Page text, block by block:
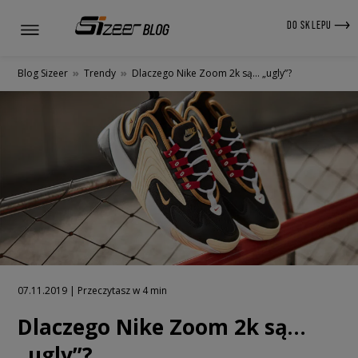
DO SKLEPU
Blog Sizeer » Trendy » Dlaczego Nike Zoom 2k są… „ugly”?
07.11.2019 | Przeczytasz w 4 min
Dlaczego Nike Zoom 2k są…